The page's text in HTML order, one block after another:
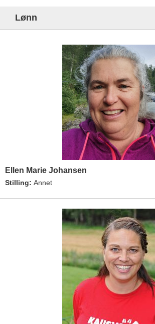
Lønn
Ellen Marie Johansen
Stilling: Annet